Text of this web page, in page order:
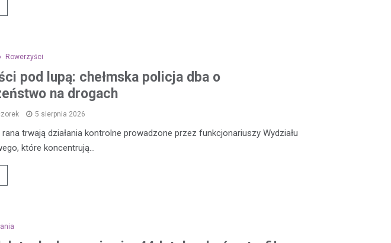
Rowerzyści
pod lupą: chełmska policja dba o
na drogach
5 sierpnia 2026
rana trwają działania kontrolne prowadzone przez funkcjonariuszy Wydziału
które koncentrują…